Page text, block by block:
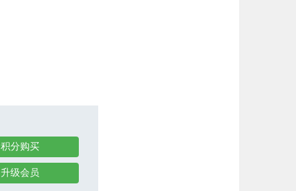
积分购买
升级会员